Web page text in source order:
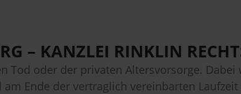
– KANZLEI RINKLIN
Tod oder der privaten Altersvorsorge.
Ende der vertraglich vereinbarten